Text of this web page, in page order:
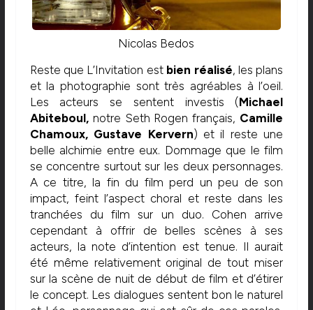
Nicolas Bedos
Reste que L’Invitation est bien réalisé, les plans
et la photographie sont très agréables à l’oeil.
Les acteurs se sentent investis (Michael
Abiteboul, notre Seth Rogen français, Camille
Chamoux, Gustave Kervern) et il reste une
belle alchimie entre eux. Dommage que le film
se concentre surtout sur les deux personnages.
A ce titre, la fin du film perd un peu de son
impact, feint l’aspect choral et reste dans les
tranchées du film sur un duo. Cohen arrive
cependant à offrir de belles scènes à ses
acteurs, la note d’intention est tenue. Il aurait
été même relativement original de tout miser
sur la scène de nuit de début de film et d’étirer
le concept. Les dialogues sentent bon le naturel